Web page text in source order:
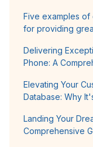
Five examples of
for providing
Delivering
Phone: A
Elevating Your
Database: Why
Landing Your
Comprehensive